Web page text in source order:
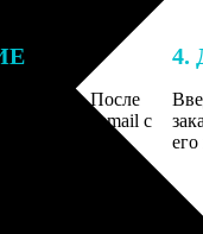
картой. После
на email с
заказ
4.